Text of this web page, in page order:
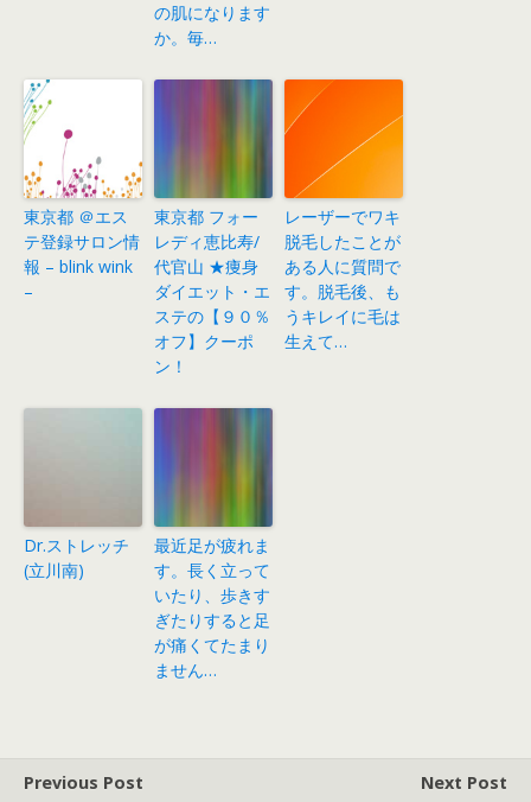
の肌になります
か。毎…
東京都 ＠エス
テ登録サロン情
報 – blink wink
–
東京都 フォー
レディ恵比寿/
代官山 ★痩身
ダイエット・エ
ステの【９０％
オフ】クーポ
ン！
レーザーでワキ
脱毛したことが
ある人に質問で
す。脱毛後、も
うキレイに毛は
生えて…
Dr.ストレッチ
(立川南)
最近足が疲れま
す。長く立って
いたり、歩きす
ぎたりすると足
が痛くてたまり
ません…
Previous Post
Next Post